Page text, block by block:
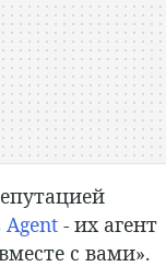
Agent - их агент
с вами».